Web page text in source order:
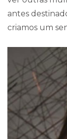
antes
criamos um